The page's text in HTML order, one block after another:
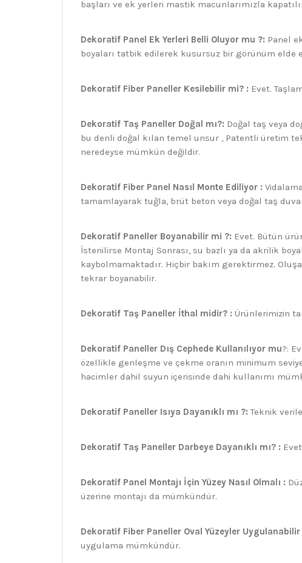
başları ve ek yerleri mastik macunlarımızla
Dekoratif Panel Ek Yerleri Belli Oluyor mu ?: Panel
boyaları tatbik edilerek kusursuz bir görünüm elde
Dekoratif Fiber Paneller Kesilebilir mi? : Evet.
Dekoratif Taş Paneller Doğal mı?: Doğal taş veya
bu denli doğal kılan temel unsur , Patentli üretim
neredeyse mümkün değildir.
Dekoratif Fiber Panel Nasıl Monte Ediliyor :
tamamlayarak tuğla, brüt beton veya doğal taş
Dekoratif Paneller Boyanabilir mi ?: Evet. Bütün
İstenilirse Montaj Sonrası, su bazlı ya da akrilik
kaybolmamaktadır. Hiçbir bakım gerektirmez.
tekrar boyanabilir.
Dekoratif Taş Paneller İthal midir? : Ürünlerimizin
Dekoratif Paneller Dış Cephede Kullanılıyor mu?:
özellikle genleşme ve çekme oranın minimum
hacimler dahil suyun içerisinde dahi kullanımı
Dekoratif Paneller Isıya Dayanıklı mı ?:Teknik
Dekoratif Taş Paneller Darbeye Dayanıklı mı? :
Dekoratif Panel Montajı İçin Yüzey Nasıl Olmalı :
üzerine montajı da mümkündür.
Dekoratif Fiber Paneller Oval Yüzeyler Uygulanabilir
uygulama mümkündür.